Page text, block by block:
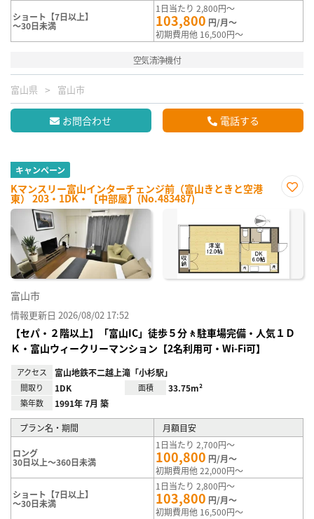
ショート【7日以上】
～30日未満
1日当たり 2,800円～
103,800 円/月～
初期費用他 16,500円～
空気清浄機付
富山県 富山市
お問合わせ 電話する
キャンペーン
Kマンスリー富山インターチェンジ前（富山きときと空港
東） 203・1DK・【中部屋】(No.483487)
に入
富山市
情報更新日 2026/08/02 17:52
【セパ・２階以上】「富山IC」徒歩５分🚶駐車場完備・人気１Ｄ
Ｋ・富山ウィークリーマンション【2名利用可・Wi-Fi可】
アクセス 富山地鉄不二越上滝「小杉駅」
間取り 1DK 面積 33.75m²
築年数 1991年 7月 築
プラン名・期間 月額目安
ロング
30日以上～360日未満
1日当たり 2,700円～
100,800 円/月～
初期費用他 22,000円～
ショート【7日以上】
～30日未満
1日当たり 2,800円～
103,800 円/月～
初期費用他 16,500円～